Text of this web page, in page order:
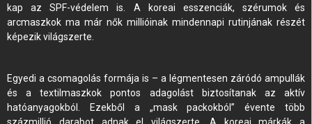
kap az SPF-védelem is. A koreai esszenciák, szérumok és
arcmaszkok ma már nők millióinak mindennapi rutinjának részét
képezik világszerte.
Egyedi a csomagolás formája is – a légmentesen záródó ampullák
és a textilmaszkok pontos adagolást biztosítanak az aktív
hatóanyagokból. Ezekből a „mask packokból” évente több